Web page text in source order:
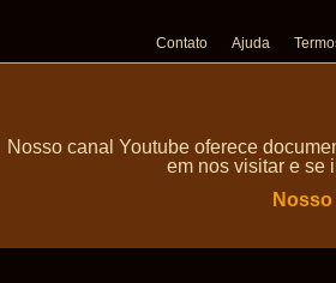
Contato Ajuda
Nosso canal Youtube oferece
em nos visitar e se